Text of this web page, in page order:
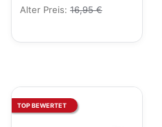
Alter Preis: 16,95 €
TOP BEWERTET